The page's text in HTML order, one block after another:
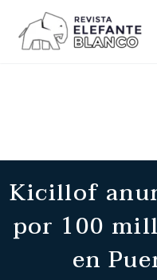
Kicillof
por 100
en